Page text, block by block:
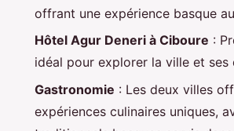
offrant une expérience basque
Hôtel Agur Deneri à Ciboure :
idéal pour explorer la ville et ses
Gastronomie : Les deux villes
expériences culinaires uniques,